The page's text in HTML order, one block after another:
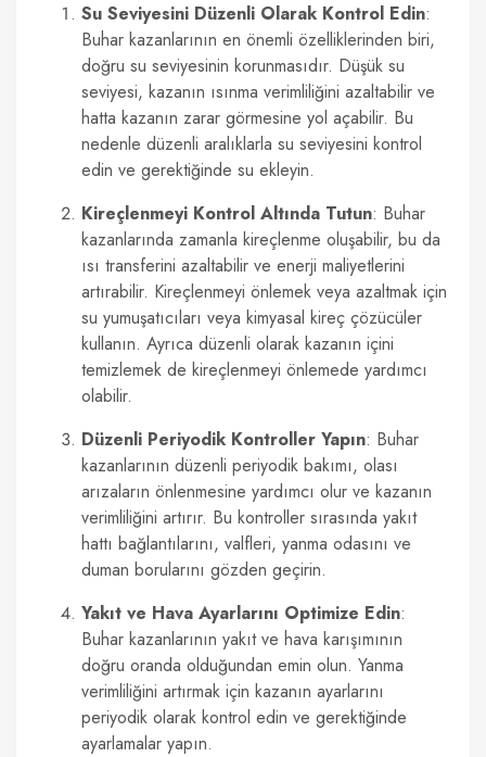
Su Seviyesini Düzenli Olarak Kontrol Edin:
Buhar kazanlarının en önemli özelliklerinden biri,
doğru su seviyesinin korunmasıdır. Düşük su
seviyesi, kazanın ısınma verimliliğini azaltabilir ve
hatta kazanın zarar görmesine yol açabilir. Bu
nedenle düzenli aralıklarla su seviyesini kontrol
edin ve gerektiğinde su ekleyin.
Kireçlenmeyi Kontrol Altında Tutun: Buhar
kazanlarında zamanla kireçlenme oluşabilir, bu da
ısı transferini azaltabilir ve enerji maliyetlerini
artırabilir. Kireçlenmeyi önlemek veya azaltmak için
su yumuşatıcıları veya kimyasal kireç çözücüler
kullanın. Ayrıca düzenli olarak kazanın içini
temizlemek de kireçlenmeyi önlemede yardımcı
olabilir.
Düzenli Periyodik Kontroller Yapın: Buhar
kazanlarının düzenli periyodik bakımı, olası
arızaların önlenmesine yardımcı olur ve kazanın
verimliliğini artırır. Bu kontroller sırasında yakıt
hattı bağlantılarını, valfleri, yanma odasını ve
duman borularını gözden geçirin.
Yakıt ve Hava Ayarlarını Optimize Edin:
Buhar kazanlarının yakıt ve hava karışımının
doğru oranda olduğundan emin olun. Yanma
verimliliğini artırmak için kazanın ayarlarını
periyodik olarak kontrol edin ve gerektiğinde
ayarlamalar yapın.